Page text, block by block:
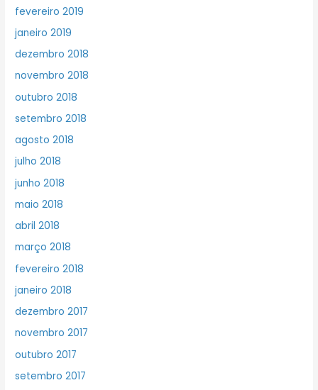
fevereiro 2019
janeiro 2019
dezembro 2018
novembro 2018
outubro 2018
setembro 2018
agosto 2018
julho 2018
junho 2018
maio 2018
abril 2018
março 2018
fevereiro 2018
janeiro 2018
dezembro 2017
novembro 2017
outubro 2017
setembro 2017